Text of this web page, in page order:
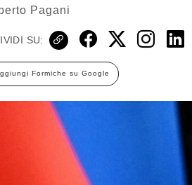
Pagani
SU:
Formiche su Google